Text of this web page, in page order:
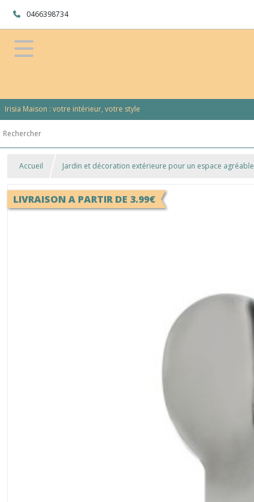
0466398734
Irisia Maison : votre intérieur, votre style
Accueil Jardin et décoration extérieure pour un espace agréable
LIVRAISON A PARTIR DE 3.99€